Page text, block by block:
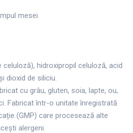
mesei.
hidroxipropil celuloză, acid
dioxid de siliciu.
cu grâu, gluten, soia, lapte, ou,
Fabricat într-o unitate înregistrată
(GMP) care procesează alte
alergeni.